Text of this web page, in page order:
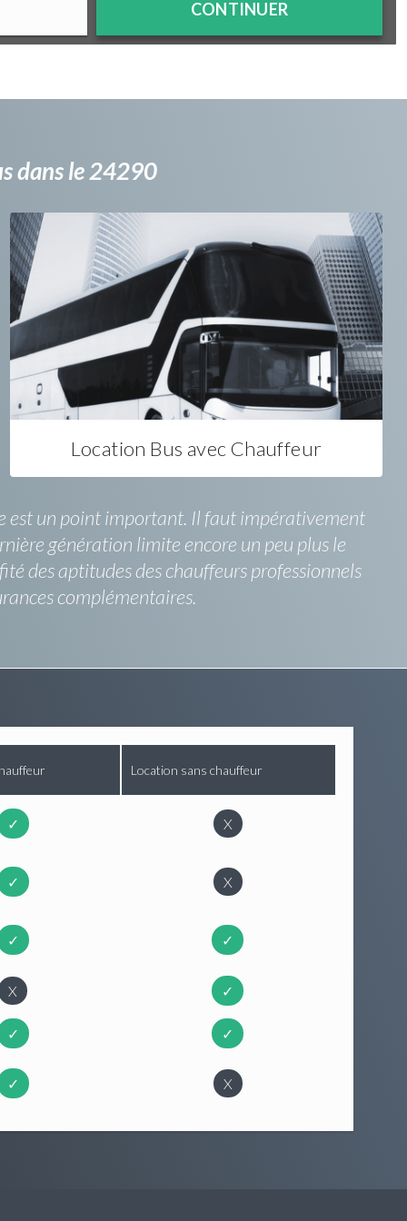
CONTINUER
dans le 24290
Location Bus avec Chauffeur
est un point important. Il faut impérativement
génération limite encore un peu plus le
des aptitudes des chauffeurs professionnels
complémentaires.
Location sans chauffeur
✓ X
✓ X
✓ ✓
X ✓
✓ ✓
✓ X